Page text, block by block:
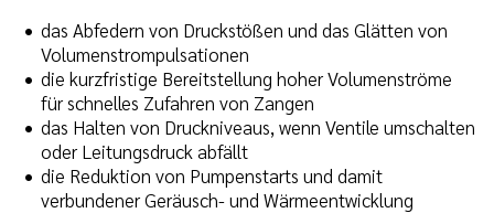
das Abfedern von Druckstößen und das Glätten von
Volumenstrompulsationen
die kurzfristige Bereitstellung hoher Volumenströme
für schnelles Zufahren von Zangen
das Halten von Druckniveaus, wenn Ventile umschalten
oder Leitungsdruck abfällt
die Reduktion von Pumpenstarts und damit
verbundener Geräusch- und Wärmeentwicklung